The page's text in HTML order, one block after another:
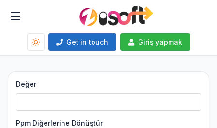
Get in touch Giriş yapmak
Değer
Ppm Diğerlerine Dönüştür